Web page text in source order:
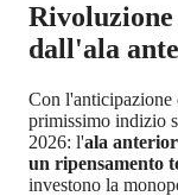
dall'ala
Con l'anticipazione
primissimo indizio
2026: l'ala
un ripensamento
investono la